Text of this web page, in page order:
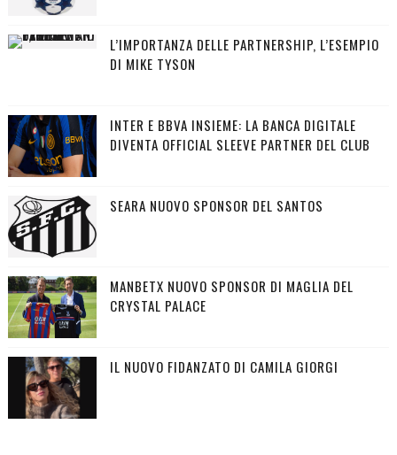
L’IMPORTANZA DELLE PARTNERSHIP, L’ESEMPIO
DI MIKE TYSON
INTER E BBVA INSIEME: LA BANCA DIGITALE
DIVENTA OFFICIAL SLEEVE PARTNER DEL CLUB
SEARA NUOVO SPONSOR DEL SANTOS
MANBETX NUOVO SPONSOR DI MAGLIA DEL
CRYSTAL PALACE
IL NUOVO FIDANZATO DI CAMILA GIORGI